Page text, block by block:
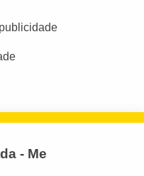
- Me